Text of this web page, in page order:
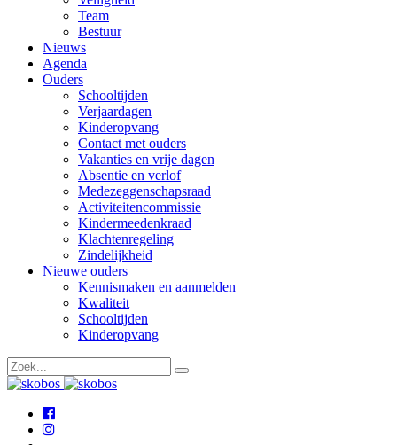
Team
Bestuur
Nieuws
Agenda
Ouders
Schooltijden
Verjaardagen
Kinderopvang
Contact met ouders
Vakanties en vrije dagen
Absentie en verlof
Medezeggenschapsraad
Activiteitencommissie
Kindermeedenkraad
Klachtenregeling
Zindelijkheid
Nieuwe ouders
Kennismaken en aanmelden
Kwaliteit
Schooltijden
Kinderopvang